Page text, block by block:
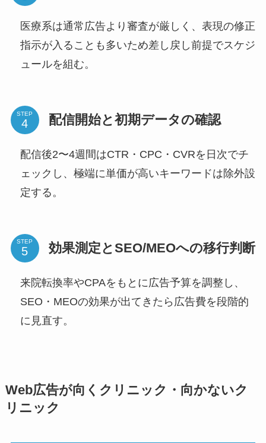
医療系は通常広告より審査が厳しく、表現の修正
指示が入ることも多いため差し戻し前提でスケジ
ュールを組む。
STEP 配信開始と初期データの確認
配信後2〜4週間はCTR・CPC・CVRを日次でチ
ェックし、極端に単価が高いキーワードは除外設
定する。
STEP 効果測定とSEO/MEOへの移行判断
来院転換率やCPAをもとに広告予算を調整し、
SEO・MEOの効果が出てきたら広告費を段階的
に見直す。
Web広告が向くクリニック・向かないク
リニック